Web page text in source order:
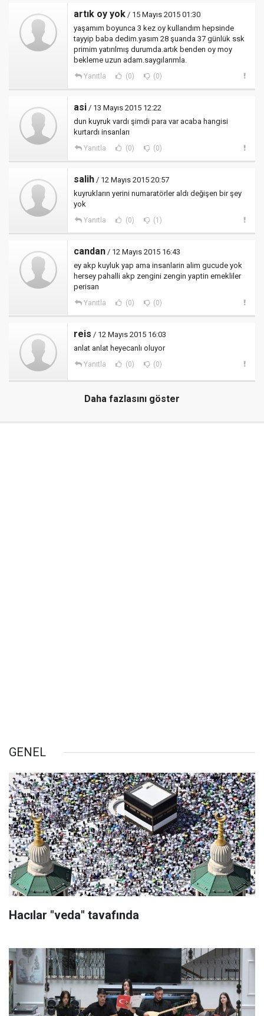
artık oy yok / 15 Mayıs 2015 01:30
yaşamım boyunca 3 kez oy kullandım hepsinde
tayyip baba dedim.yasım 28 şuanda 37 günlük ssk
primim yatırılmış durumda.artık benden oy moy
bekleme uzun adam.saygılarımla.
Yanıtla (0) (0)
asi / 13 Mayıs 2015 12:22
dun kuyruk vardı şimdi para var acaba hangisi
kurtardı insanları
Yanıtla (0) (0)
salih / 12 Mayıs 2015 20:57
kuyrukların yerini numaratörler aldı değişen bir şey
yok
Yanıtla (0) (1)
candan / 12 Mayıs 2015 16:43
ey akp kuyluk yap ama insanlarin alim gucude yok
hersey pahalli akp zengini zengin yaptin emekliler
perisan
Yanıtla (0) (0)
reis / 12 Mayıs 2015 16:03
anlat anlat heyecanlı oluyor
Yanıtla (0) (0)
Daha fazlasını göster
GENEL
Hacılar "veda" tavafında